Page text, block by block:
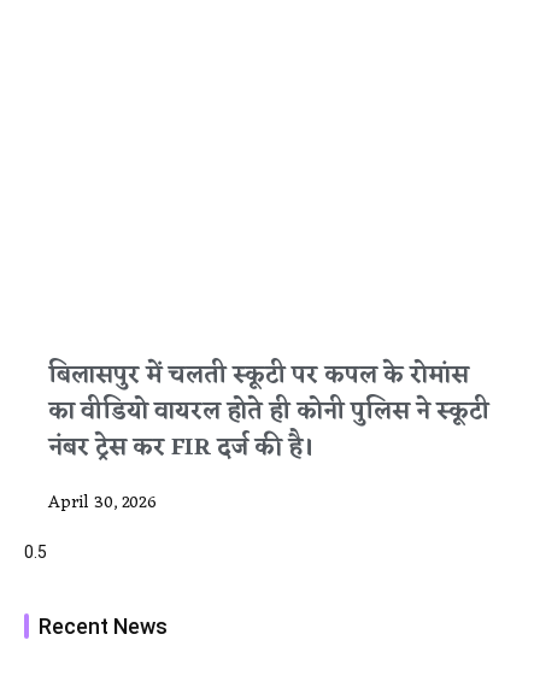
बिलासपुर में चलती स्कूटी पर कपल के रोमांस
का वीडियो वायरल होते ही कोनी पुलिस ने स्कूटी
नंबर ट्रेस कर FIR दर्ज की है।
April 30, 2026
Recent News